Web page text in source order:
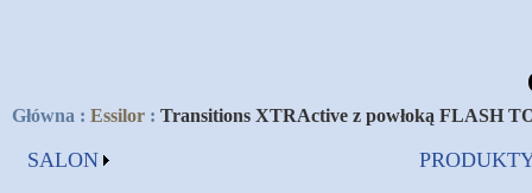
Główna : Essilor : Transitions XTRActive z powłoką FLASH
SALON